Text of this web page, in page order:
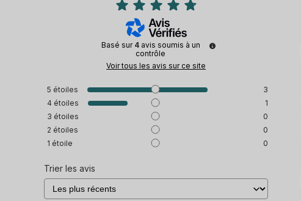
Basé sur 4 avis soumis à un
contrôle
Voir tous les avis sur ce site
5 étoiles
3
4 étoiles
1
3 étoiles
0
2 étoiles
0
1 étoile 0
Trier les avis